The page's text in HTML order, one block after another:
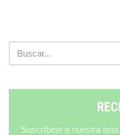
Suscríbete a nuestra